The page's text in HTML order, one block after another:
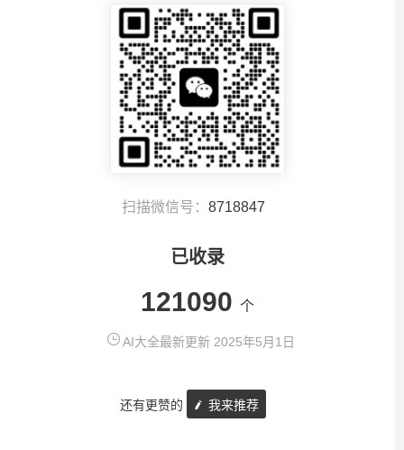
扫描微信号： 8718847
已收录
121090 个
AI大全最新更新 2025年5月1日
还有更赞的 我来推荐